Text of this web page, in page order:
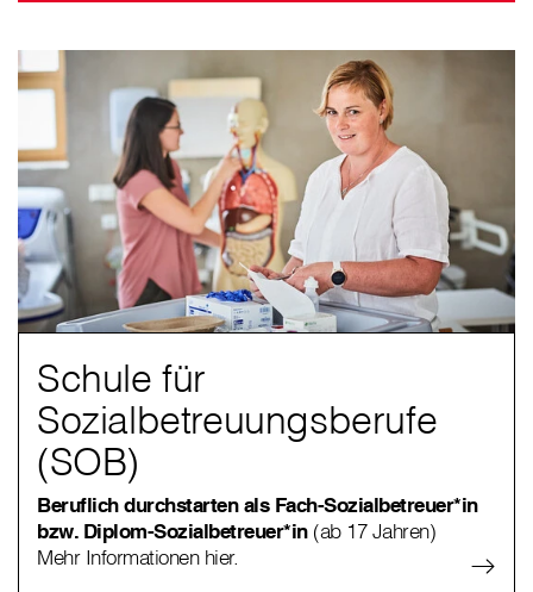
Schule für
Sozialbetreuungsberufe
(SOB)
Beruflich durchstarten als Fach-Sozialbetreuer*in
bzw. Diplom-Sozialbetreuer*in(ab 17 Jahren)
Mehr Informationen hier.